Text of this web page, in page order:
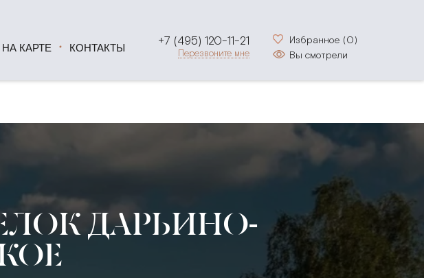
НА КАРТЕ КОНТАКТЫ
+7 (495) 120-11-21
Перезвоните мне
Избранное (0)
Вы смотрели
ДАРЬИНО-